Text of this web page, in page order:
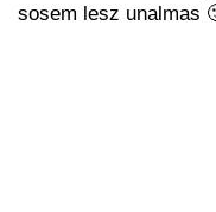
sosem lesz unalmas